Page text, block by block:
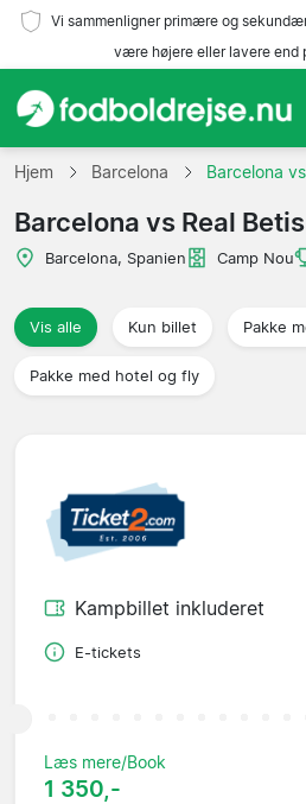
Vi sammenligner primære og
være højere eller lavere end
Hjem
Hold
Rejsebureauer
Hjem Barcelona Barcelona
Barcelona vs Real Betis
Barcelona, Spanien Camp Nou
Vis alle Kun billet Pakke
Pakke med hotel og fly
Kampbillet inkluderet
E-tickets
Læs mere/Book
1 350,-